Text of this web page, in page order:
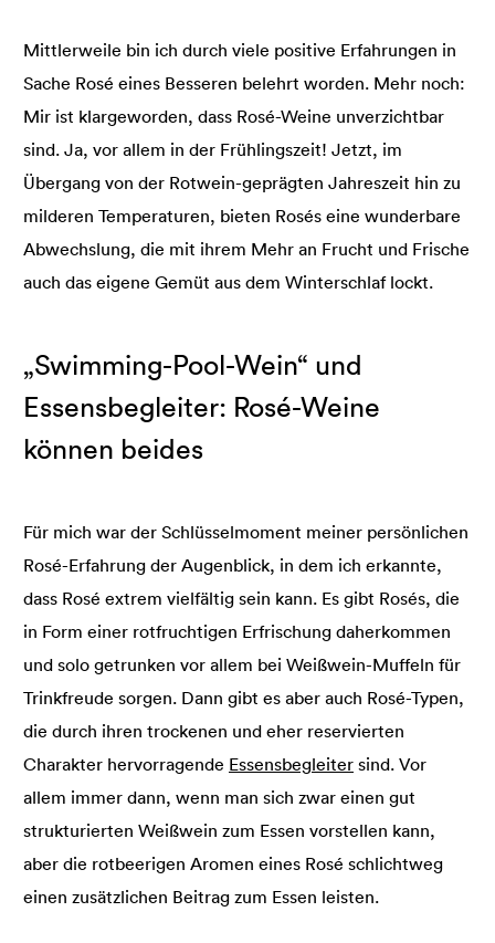
Mittlerweile bin ich durch viele positive Erfahrungen in
Sache Rosé eines Besseren belehrt worden. Mehr noch:
Mir ist klargeworden, dass Rosé-Weine unverzichtbar
sind. Ja, vor allem in der Frühlingszeit! Jetzt, im
Übergang von der Rotwein-geprägten Jahreszeit hin zu
milderen Temperaturen, bieten Rosés eine wunderbare
Abwechslung, die mit ihrem Mehr an Frucht und Frische
auch das eigene Gemüt aus dem Winterschlaf lockt.
„Swimming-Pool-Wein“ und
Essensbegleiter: Rosé-Weine
können beides
Für mich war der Schlüsselmoment meiner persönlichen
Rosé-Erfahrung der Augenblick, in dem ich erkannte,
dass Rosé extrem vielfältig sein kann. Es gibt Rosés, die
in Form einer rotfruchtigen Erfrischung daherkommen
und solo getrunken vor allem bei Weißwein-Muffeln für
Trinkfreude sorgen. Dann gibt es aber auch Rosé-Typen,
die durch ihren trockenen und eher reservierten
Charakter hervorragende Essensbegleiter sind. Vor
allem immer dann, wenn man sich zwar einen gut
strukturierten Weißwein zum Essen vorstellen kann,
aber die rotbeerigen Aromen eines Rosé schlichtweg
einen zusätzlichen Beitrag zum Essen leisten.